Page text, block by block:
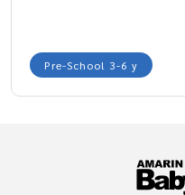
Pre-School 3-6 y